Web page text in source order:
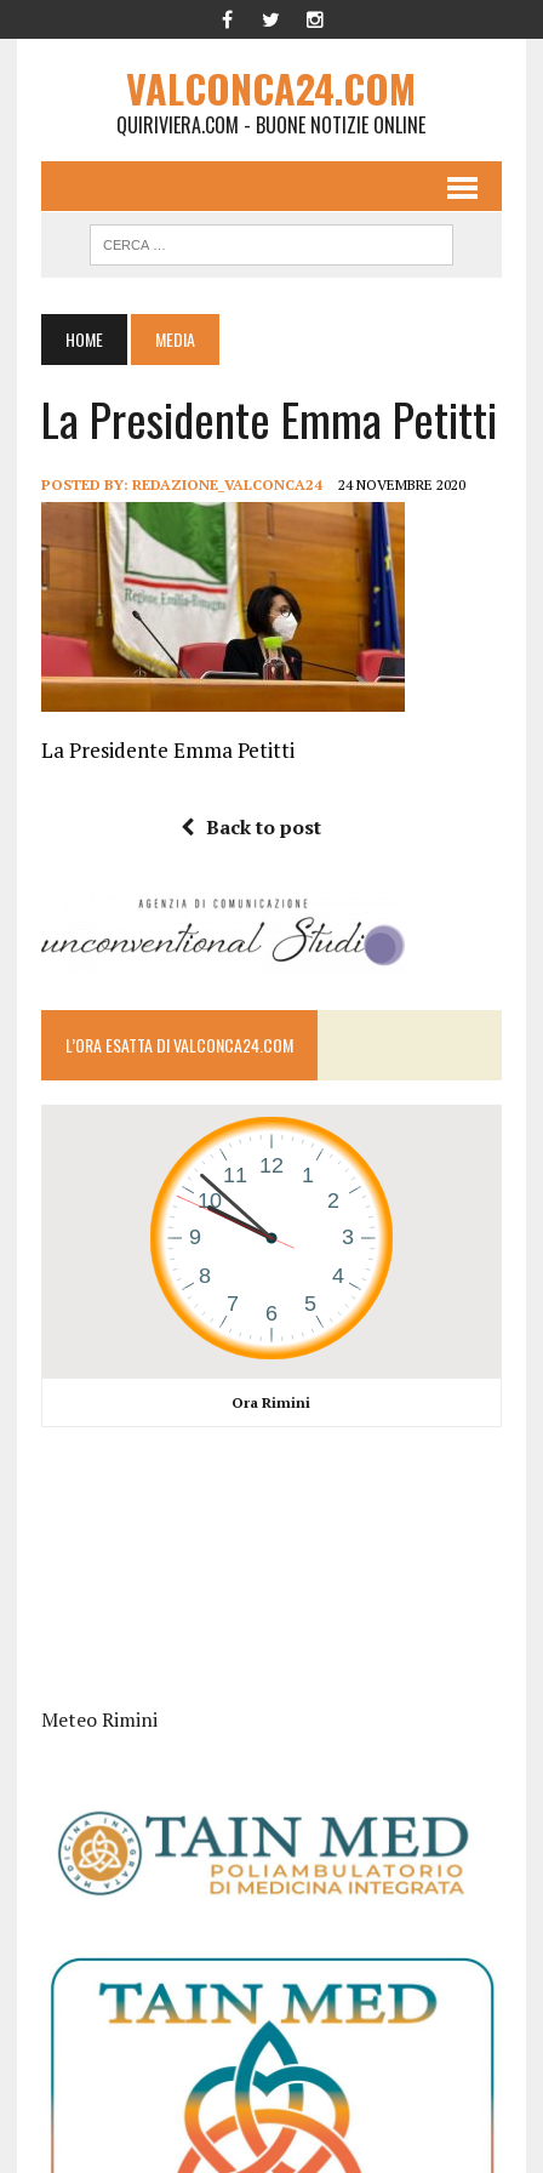
VALCONCA24.COM
QUIRIVIERA.COM - BUONE NOTIZIE ONLINE
HOME MEDIA
La Presidente Emma Petitti
POSTED BY: REDAZIONE_VALCONCA24 24 NOVEMBRE 2020
La Presidente Emma Petitti
Back to post
L’ORA ESATTA DI VALCONCA24.COM
Ora Rimini
Meteo Rimini